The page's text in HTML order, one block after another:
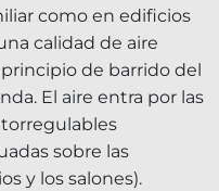
como en edificios
calidad de aire
de barrido del
El aire entra por las
sobre las
y los salones).